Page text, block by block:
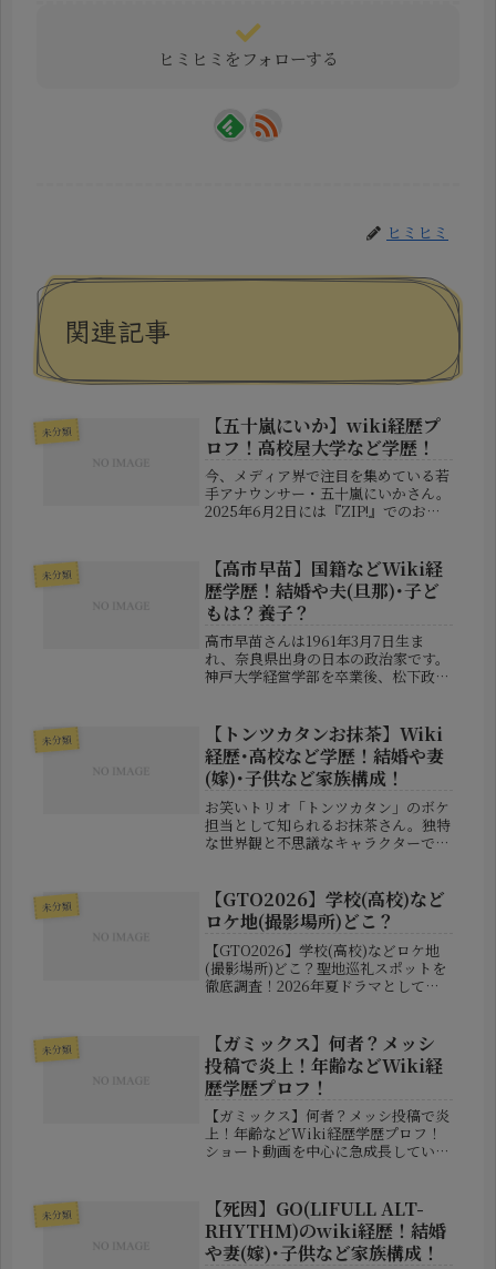
ヒミヒミをフォローする
ヒミヒミ
関連記事
未分類
【五十嵐にいか】wiki経歴プ
ロフ！高校屋大学など学歴！
今、メディア界で注目を集めている若
手アナウンサー・五十嵐にいかさん。
2025年6月2日には『ZIP!』でのお披
の活躍を期待しているファンも多いの
ではないでしょうか。この記事...
未分類
【高市早苗】国籍などWiki経
歴学歴！結婚や夫(旦那)･子ど
もは？養子？
高市早苗さんは1961年3月7日生ま
れ、奈良県出身の日本の政治家です。
神戸大学経営学部を卒業後、松下政経
務経験を積んだ経歴を持ちます。帰国
後はテレビキャスターを務めたの
ち、...
未分類
【トンツカタンお抹茶】Wiki
経歴･高校など学歴！結婚や妻
(嫁)･子供など家族構成！
お笑いトリオ「トンツカタン」のボケ
担当として知られるお抹茶さん。独特
な世界観と不思議なキャラクターで人
した。この記事では、お抹茶さんのプ
ロフィールやこれまでの経歴、出身校
な...
未分類
【GTO2026】学校(高校)など
ロケ地(撮影場所)どこ？
【GTO2026】学校(高校)などロケ地
(撮影場所)どこ？聖地巡礼スポットを
徹底調査！2026年夏ドラマとして放
を巻き起こした反町隆史さん演じる鬼
塚英吉が、約30年の時を経て令...
未分類
【ガミックス】何者？メッシ
投稿で炎上！年齢などWiki経
歴学歴プロフ！
【ガミックス】何者？メッシ投稿で炎
上！年齢などWiki経歴学歴プロフ！
ショート動画を中心に急成長している
2026年のサッカーW杯では、観客席
で見せた強烈なリアクションが国際映
像に...
未分類
【死因】GO(LIFULL ALT-
RHYTHM)のwiki経歴！結婚
や妻(嫁)･子供など家族構成！